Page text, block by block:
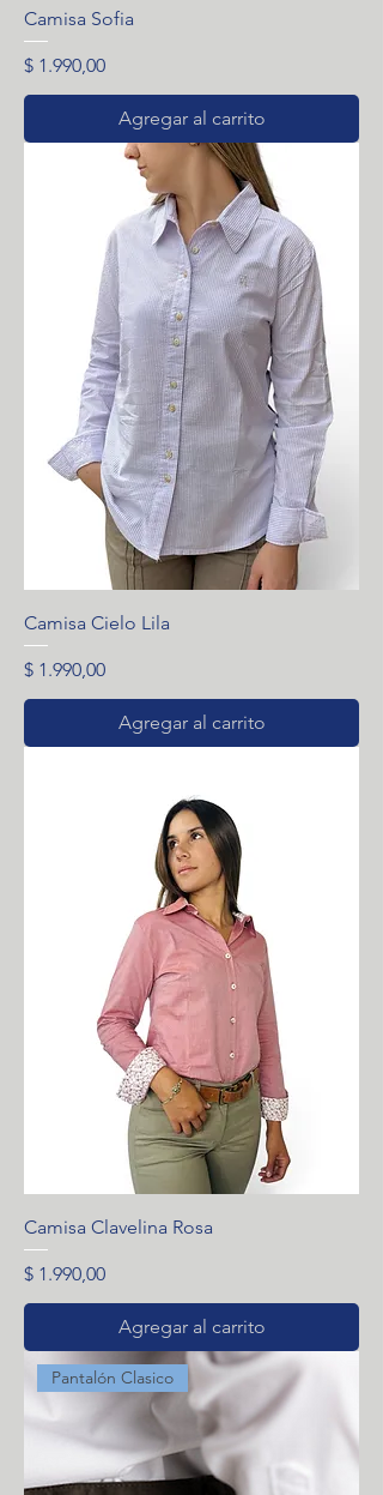
Camisa Sofia
Precio
$ 1.990,00
Agregar al carrito
Camisa Cielo Lila
Precio
$ 1.990,00
Agregar al carrito
Camisa Clavelina Rosa
Precio
$ 1.990,00
Agregar al carrito
Pantalón Clasico